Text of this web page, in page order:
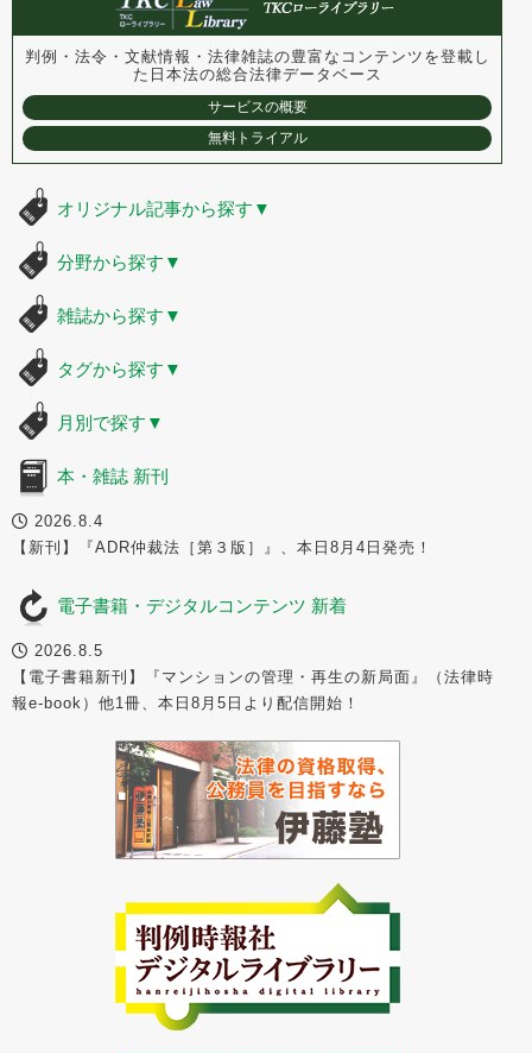
判例・法令・文献情報・法律雑誌の豊富なコンテンツを登載し
た 日本法の総合法律データベース
サービスの概要
無料トライアル
オリジナル記事から探す ▼
分野から探す ▼
雑誌から探す ▼
タグから探す ▼
月別で探す ▼
本・雑誌 新刊
2026.8.4
【新刊】『ADR仲裁法［第３版］』、本日8月4日発売！
電子書籍・デジタルコンテンツ 新着
2026.8.5
【電子書籍新刊】『マンションの管理・再生の新局面』（法律時
報e-book）他1冊、本日8月5日より配信開始！